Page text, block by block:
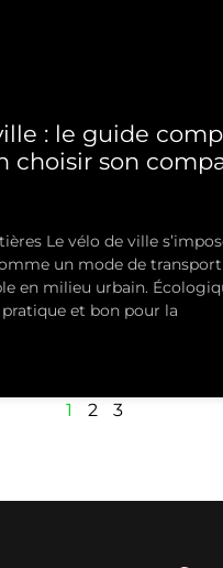
: le guide
choisir son
Le vélo de ville
un mode de transport
en milieu urbain.
et bon pour la
1 2 3